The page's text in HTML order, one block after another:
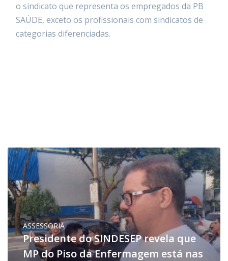
o sindicato que representa os empregados da PB
SAÚDE, exceto os profissionais com sindicatos de
categorias diferenciadas.
ASSESSORIA
Presidente do SINDESEP revela que
MP do Piso da Enfermagem está nas